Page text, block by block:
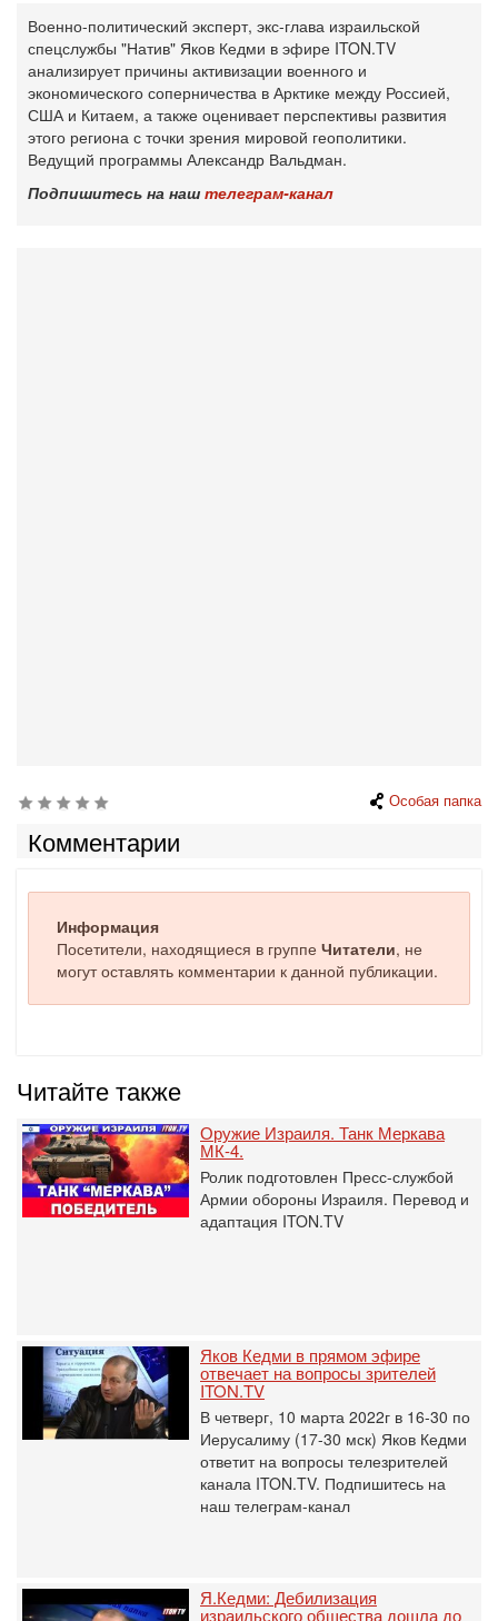
Военно-политический эксперт, экс-глава израильской
спецслужбы "Натив" Яков Кедми в эфире ITON.TV
анализирует причины активизации военного и
экономического соперничества в Арктике между Россией,
США и Китаем, а также оценивает перспективы развития
этого региона с точки зрения мировой геополитики.
Ведущий программы Александр Вальдман.
Подпишитесь на наш телеграм-канал
Особая папка
Комментарии
Информация
Посетители, находящиеся в группе Читатели, не
могут оставлять комментарии к данной публикации.
Читайте также
Оружие Израиля. Танк Меркава
МК-4.
Ролик подготовлен Пресс-службой
Армии обороны Израиля. Перевод и
адаптация ITON.TV
Яков Кедми в прямом эфире
отвечает на вопросы зрителей
ITON.TV
В четверг, 10 марта 2022г в 16-30 по
Иерусалиму (17-30 мск) Яков Кедми
ответит на вопросы телезрителей
канала ITON.TV. Подпишитесь на
наш телеграм-канал
Я.Кедми: Дебилизация
израильского общества дошла до